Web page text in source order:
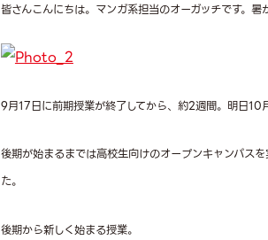
皆さんこんにちは。マンガ系担当のオーガッチです。暑
9月17日に前期授業が終了してから、約2週間。明日10
後期が始まるまでは高校生向けのオープンキャンパス
た。
後期から新しく始まる授業。